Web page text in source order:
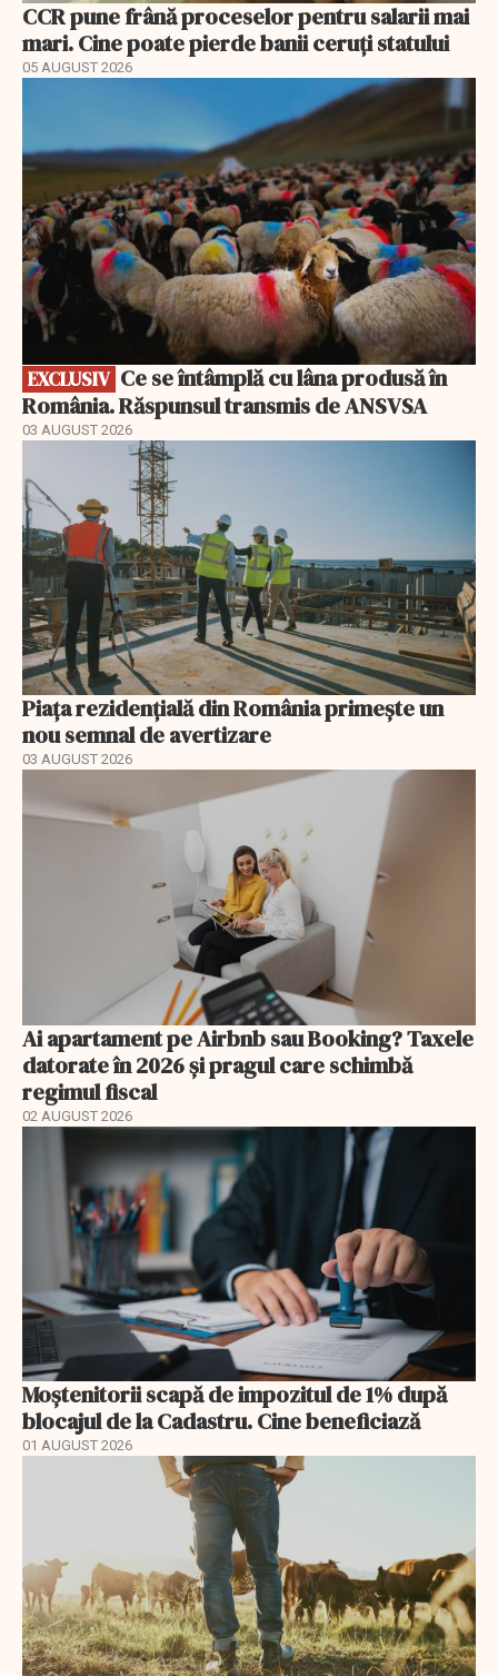
CCR pune frână proceselor pentru salarii mai
mari. Cine poate pierde banii ceruți statului
05 AUGUST 2026
EXCLUSIV
România. Răspunsul transmis de ANSVSA
03 AUGUST 2026
Piața rezidențială din România primește un
nou semnal de avertizare
03 AUGUST 2026
Ai apartament pe Airbnb sau Booking? Taxele
datorate în 2026 și pragul care schimbă
regimul fiscal
02 AUGUST 2026
Moștenitorii scapă de impozitul de 1% după
blocajul de la Cadastru. Cine beneficiază
01 AUGUST 2026